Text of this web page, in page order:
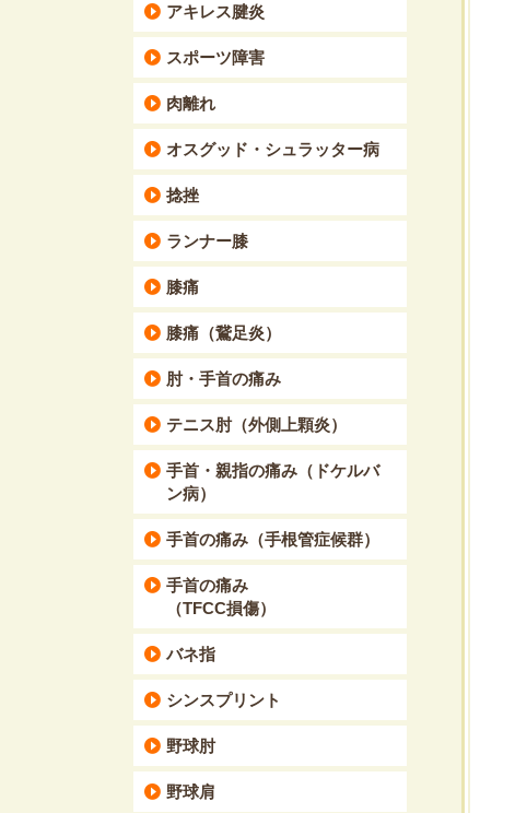
アキレス腱炎
スポーツ障害
肉離れ
オスグッド・シュラッター病
捻挫
ランナー膝
膝痛
膝痛（鵞足炎）
肘・手首の痛み
テニス肘（外側上顆炎）
手首・親指の痛み（ドケルバ
ン病）
手首の痛み（手根管症候群）
手首の痛み
（TFCC損傷）
バネ指
シンスプリント
野球肘
野球肩